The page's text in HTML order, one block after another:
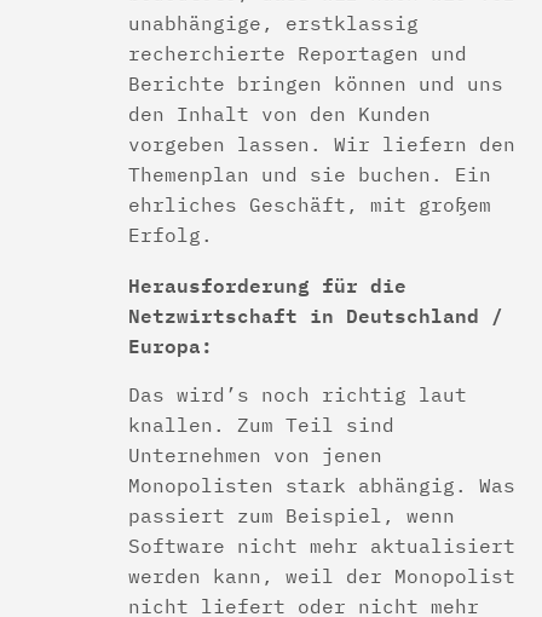
unabhängige, erstklassig
recherchierte Reportagen und
Berichte bringen können und uns
den Inhalt von den Kunden
vorgeben lassen. Wir liefern den
Themenplan und sie buchen. Ein
ehrliches Geschäft, mit großem
Erfolg.
Herausforderung für die
Netzwirtschaft in Deutschland /
Europa:
Das wird’s noch richtig laut
knallen. Zum Teil sind
Unternehmen von jenen
Monopolisten stark abhängig. Was
passiert zum Beispiel, wenn
Software nicht mehr aktualisiert
werden kann, weil der Monopolist
nicht liefert oder nicht mehr